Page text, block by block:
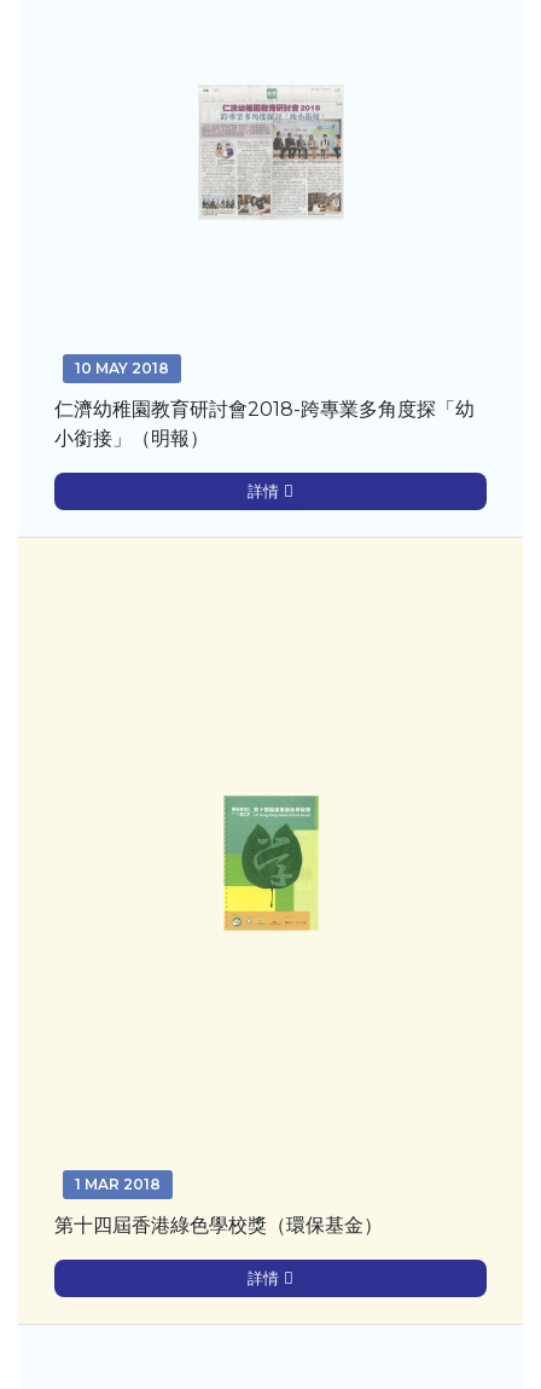
10 MAY 2018
仁濟幼稚園教育研討會2018-跨專業多角度探「幼
小銜接」（明報）
詳情
1 MAR 2018
第十四屆香港綠色學校獎（環保基金）
詳情